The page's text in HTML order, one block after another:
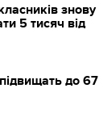
знову
5 тисяч від
до 67